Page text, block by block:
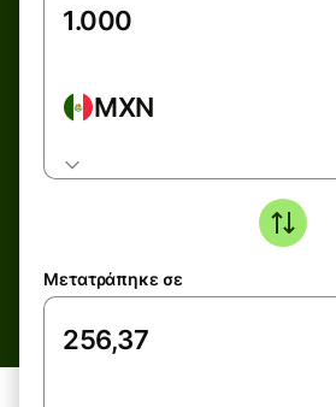
MXN
Μετατράπηκε σε